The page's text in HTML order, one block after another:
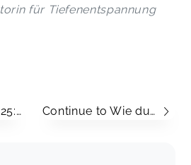
für Tiefenentspannung
Back to Yoga 2025: Persönliche Einblicke, Veränderungen & wertvolle Erfahrungen aus meinem Yoga-Alltag Continue to Wie du mit wenig Zeit dein Herzensbusiness aufbaust – Schritt für Schritt zu mehr Leichtigkeit, Erfolg & Freiheit